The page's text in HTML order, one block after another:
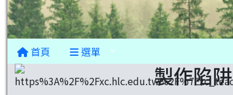
首頁 選單
製作陷阱